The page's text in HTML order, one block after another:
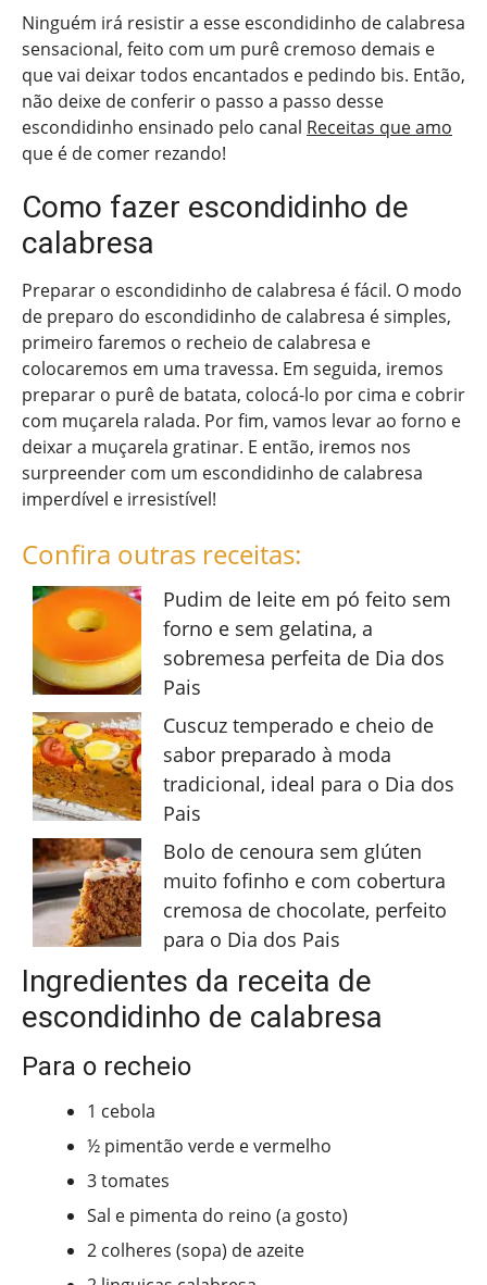
Ninguém irá resistir a esse escondidinho de calabresa
sensacional, feito com um purê cremoso demais e
que vai deixar todos encantados e pedindo bis. Então,
não deixe de conferir o passo a passo desse
escondidinho ensinado pelo canal Receitas que amo
que é de comer rezando!
Como fazer escondidinho de
calabresa
Preparar o escondidinho de calabresa é fácil. O modo
de preparo do escondidinho de calabresa é simples,
primeiro faremos o recheio de calabresa e
colocaremos em uma travessa. Em seguida, iremos
preparar o purê de batata, colocá-lo por cima e cobrir
com muçarela ralada. Por fim, vamos levar ao forno e
deixar a muçarela gratinar. E então, iremos nos
surpreender com um escondidinho de calabresa
imperdível e irresistível!
Confira outras receitas:
Pudim de leite em pó feito sem
forno e sem gelatina, a
sobremesa perfeita de Dia dos
Pais
Cuscuz temperado e cheio de
sabor preparado à moda
tradicional, ideal para o Dia dos
Pais
Bolo de cenoura sem glúten
muito fofinho e com cobertura
cremosa de chocolate, perfeito
para o Dia dos Pais
Ingredientes da receita de
escondidinho de calabresa
Para o recheio
1 cebola
½ pimentão verde e vermelho
3 tomates
Sal e pimenta do reino (a gosto)
2 colheres (sopa) de azeite